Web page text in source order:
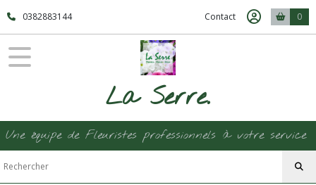
0382883144 Contact 0
La Serre.
Une équipe de Fleuristes professionnels à votre service